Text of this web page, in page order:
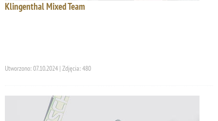
Klingenthal Mixed Team
Utworzono: 07.10.2024 | Zdjęcia: 480